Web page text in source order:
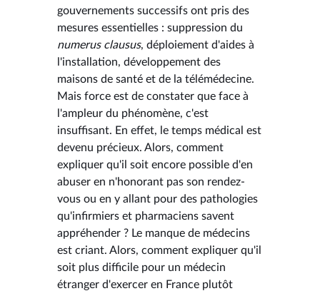
gouvernements successifs ont pris des
mesures essentielles : suppression du
numerus clausus, déploiement d'aides à
l'installation, développement des
maisons de santé et de la télémédecine.
Mais force est de constater que face à
l'ampleur du phénomène, c'est
insuffisant. En effet, le temps médical est
devenu précieux. Alors, comment
expliquer qu'il soit encore possible d'en
abuser en n'honorant pas son rendez-
vous ou en y allant pour des pathologies
qu'infirmiers et pharmaciens savent
appréhender ? Le manque de médecins
est criant. Alors, comment expliquer qu'il
soit plus difficile pour un médecin
étranger d'exercer en France plutôt